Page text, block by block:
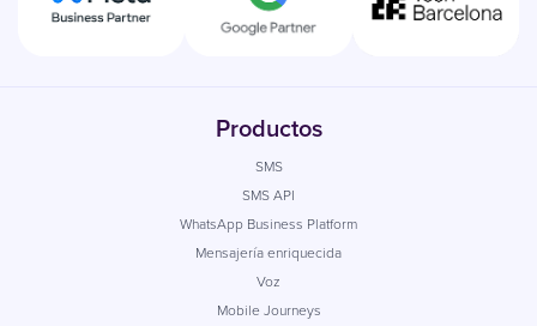
Productos
SMS
SMS API
WhatsApp Business Platform
Mensajería enriquecida
Voz
Mobile Journeys